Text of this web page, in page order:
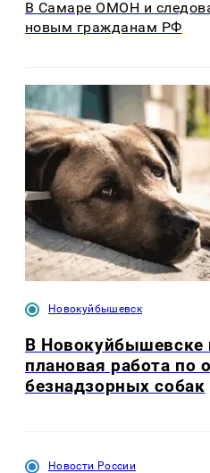
В Самаре ОМОН и
новым гражданам РФ
Новокуйбышевск
В Новокуйбышевске
плановая работа по
безнадзорных собак
Новости России